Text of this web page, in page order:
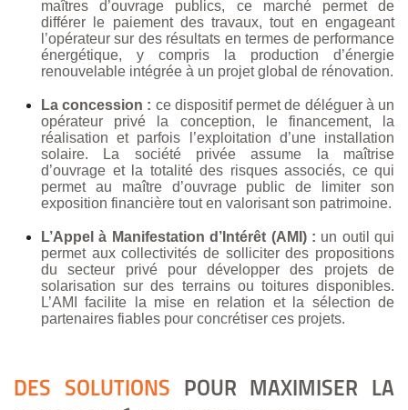
maîtres d’ouvrage publics, ce marché permet de
différer le paiement des travaux, tout en engageant
l’opérateur sur des résultats en termes de performance
énergétique, y compris la production d’énergie
renouvelable intégrée à un projet global de rénovation.
La concession : ce dispositif permet de déléguer à un
opérateur privé la conception, le financement, la
réalisation et parfois l’exploitation d’une installation
solaire. La société privée assume la maîtrise
d’ouvrage et la totalité des risques associés, ce qui
permet au maître d’ouvrage public de limiter son
exposition financière tout en valorisant son patrimoine.
L’Appel à Manifestation d’Intérêt (AMI) : un outil qui
permet aux collectivités de solliciter des propositions
du secteur privé pour développer des projets de
solarisation sur des terrains ou toitures disponibles.
L’AMI facilite la mise en relation et la sélection de
partenaires fiables pour concrétiser ces projets.
DES SOLUTIONS POUR MAXIMISER LA